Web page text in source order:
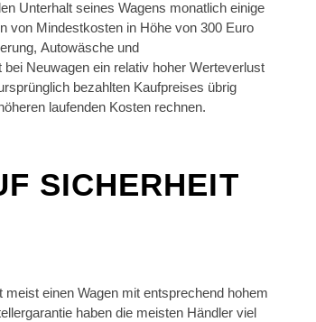
Unterhalt seines Wagens monatlich einige
von Mindestkosten in Höhe von 300 Euro
Autowäsche und
Neuwagen ein relativ hoher Werteverlust
bezahlten Kaufpreises übrig
laufenden Kosten rechnen.
SICHERHEIT
einen Wagen mit entsprechend hohem
haben die meisten Händler viel